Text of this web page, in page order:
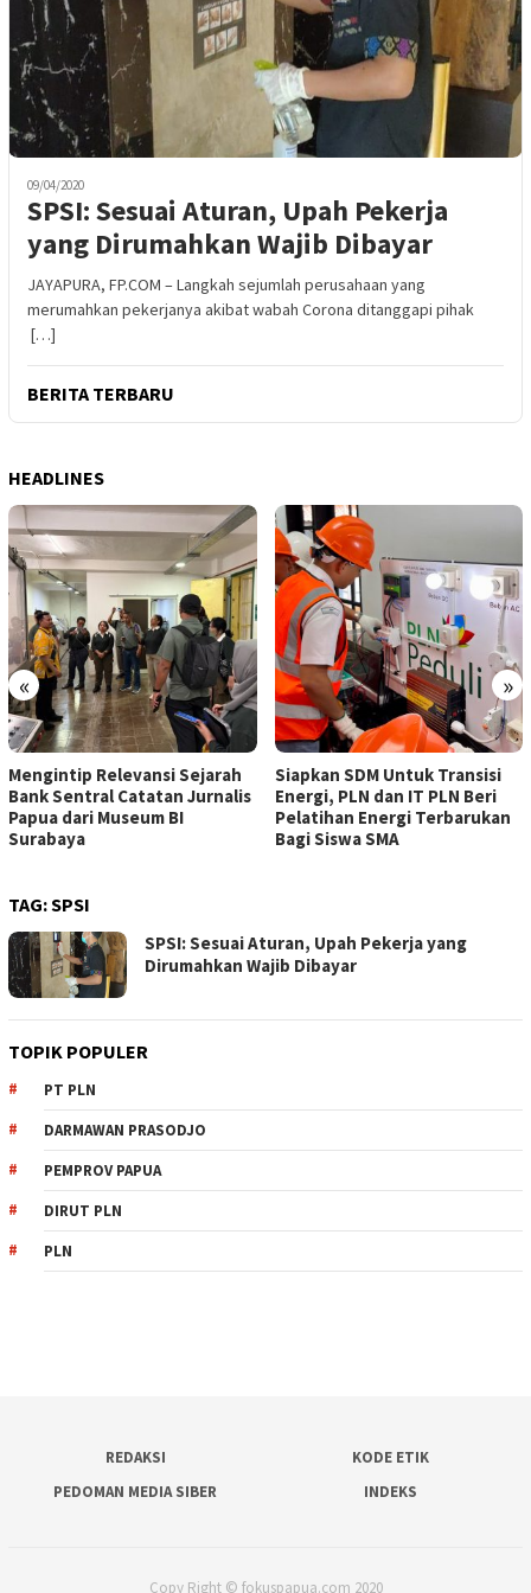
09/04/2020
SPSI: Sesuai Aturan, Upah Pekerja
yang Dirumahkan Wajib Dibayar
JAYAPURA, FP.COM – Langkah sejumlah perusahaan yang
merumahkan pekerjanya akibat wabah Corona ditanggapi pihak
[…]
BERITA TERBARU
HEADLINES
« »
Mengintip Relevansi Sejarah
Bank Sentral Catatan Jurnalis
Papua dari Museum BI
Surabaya
Siapkan SDM Untuk Transisi
Energi, PLN dan IT PLN Beri
Pelatihan Energi Terbarukan
Bagi Siswa SMA
TAG:SPSI
SPSI: Sesuai Aturan, Upah Pekerja yang
Dirumahkan Wajib Dibayar
TOPIK POPULER
PT PLN
DARMAWAN PRASODJO
PEMPROV PAPUA
DIRUT PLN
PLN
REDAKSI
KODE ETIK
PEDOMAN MEDIA SIBER
INDEKS
Copy Right © fokuspapua.com 2020